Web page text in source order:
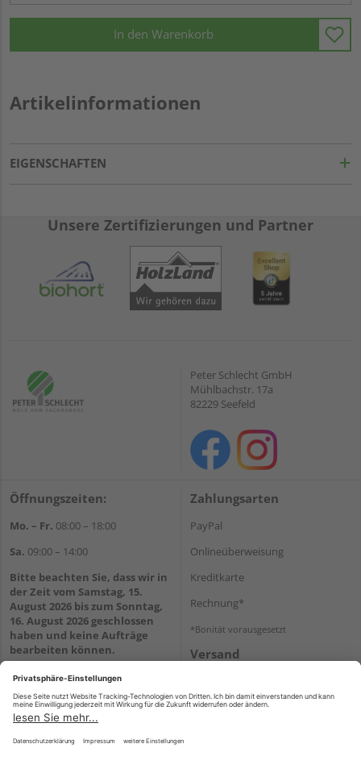
In den Warenkorb
Artikelinformationen
EIGENSCHAFTEN
Unsere Zertifizierungen und Partner
Peter Schlecht GmbH
Mühlbachstr. 17a
82229 Seefeld
Öffnungszeiten:
Mo. – Fr. 08:00 – 18:00
Sa. 09:00 – 14:00
Bitte beachten Sie, dass wir in
der Zeit vom Samstag, 15.
August 2026 bis zum Sonntag,
16. August 2026 geschlossen
haben und keine Aufträge
bearbeiten können.
Wir helfen Ihnen gerne
weiter
Tel.:+49 8152 99266
E-Mail:shop@schlecht.de
Zahlungsarten
PayPal
Onlineüberweisung
Kreditkarte
Rechnung*
*Bonität vorausgesetzt
Versand